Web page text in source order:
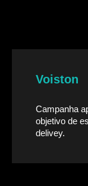
Voiston
Campanha
objetivo de
delivey.